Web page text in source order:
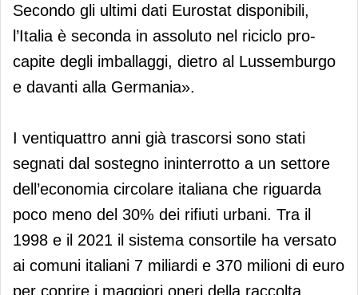
Secondo gli ultimi dati Eurostat disponibili,
l’Italia è seconda in assoluto nel riciclo pro-
capite degli imballaggi, dietro al Lussemburgo
e davanti alla Germania».
I ventiquattro anni già trascorsi sono stati
segnati dal sostegno ininterrotto a un settore
dell’economia circolare italiana che riguarda
poco meno del 30% dei rifiuti urbani. Tra il
1998 e il 2021 il sistema consortile ha versato
ai comuni italiani 7 miliardi e 370 milioni di euro
per coprire i maggiori oneri della raccolta